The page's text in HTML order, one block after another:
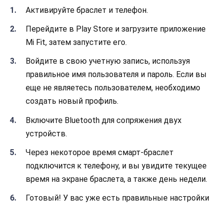
Активируйте браслет и телефон.
Перейдите в Play Store и загрузите приложение
Mi Fit, затем запустите его.
Войдите в свою учетную запись, используя
правильное имя пользователя и пароль. Если вы
еще не являетесь пользователем, необходимо
создать новый профиль.
Включите Bluetooth для сопряжения двух
устройств.
Через некоторое время смарт-браслет
подключится к телефону, и вы увидите текущее
время на экране браслета, а также день недели.
Готовый! У вас уже есть правильные настройки